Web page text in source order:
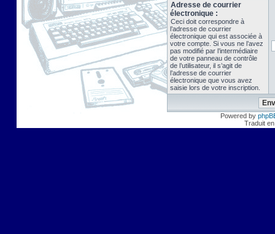
Adresse de courrier
électronique :
Ceci doit correspondre à
l’adresse de courrier
électronique qui est associée à
votre compte. Si vous ne l’avez
pas modifié par l’intermédiaire
de votre panneau de contrôle
de l’utilisateur, il s’agit de
l’adresse de courrier
électronique que vous avez
saisie lors de votre inscription.
Powered by
Traduit